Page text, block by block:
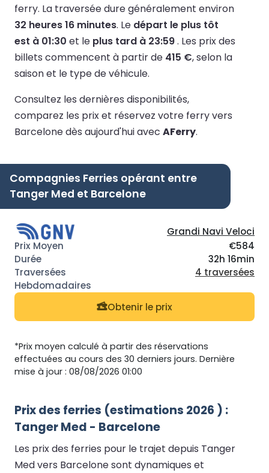
ferry. La traversée dure généralement environ
32 heures 16 minutes. Le départ le plus tôt
est à 01:30 et le plus tard à 23:59. Les prix des
billets commencent à partir de 415 €, selon la
saison et le type de véhicule.
Consultez les dernières disponibilités,
comparez les prix et réservez votre ferry vers
Barcelone dès aujourd'hui avec AFerry.
Compagnies Ferries opérant entre
Tanger Med et Barcelone
Grandi Navi Veloci
€584
32h 16min
4 traversées
Obtenir le prix
*Prix moyen calculé à partir des réservations
effectuées au cours des 30 derniers jours. Dernière
mise à jour : 08/08/2026 01:00
Prix des ferries (estimations 2026 ) :
Tanger Med - Barcelone
Les prix des ferries pour le trajet depuis Tanger
Med vers Barcelone sont dynamiques et